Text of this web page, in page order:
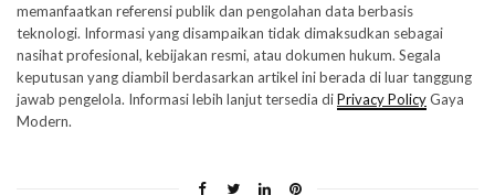
memanfaatkan referensi publik dan pengolahan data berbasis
teknologi. Informasi yang disampaikan tidak dimaksudkan sebagai
nasihat profesional, kebijakan resmi, atau dokumen hukum. Segala
keputusan yang diambil berdasarkan artikel ini berada di luar tanggung
jawab pengelola. Informasi lebih lanjut tersedia diPrivacy PolicyGaya
Modern.